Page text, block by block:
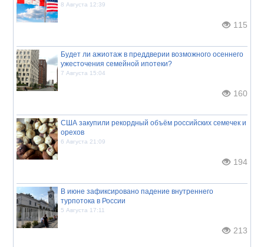
8 Августа 12:39
115
Будет ли ажиотаж в преддверии возможного осеннего
ужесточения семейной ипотеки?
7 Августа 15:04
160
США закупили рекордный объём российских семечек и
орехов
6 Августа 21:09
194
В июне зафиксировано падение внутреннего
турпотока в России
5 Августа 17:11
213